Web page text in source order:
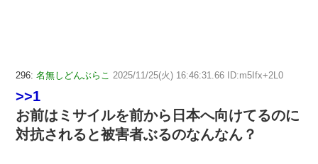
296: 名無しどんぶらこ 2025/11/25(火) 16:46:31.66 ID:m5Ifx+2L0
>>1
お前はミサイルを前から日本へ向けてるのに
対抗されると被害者ぶるのなんなん？